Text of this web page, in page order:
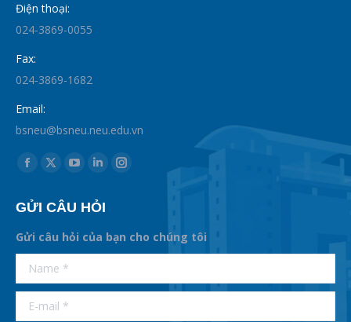
Điện thoại:
024-3869-0055
Fax:
024-3869-1682
Email:
bsneu@bsneu.neu.edu.vn
Find us on:
Facebook
opens
in
new
window
X
opens
in
new
window
YouTube
opens
in
new
Linkedin
opens
in
new
Instagram
in
new
GỬI CÂU HỎI
Gửi câu hỏi của bạn cho chúng tôi
supertotobet
betist
Name *
E-mail *